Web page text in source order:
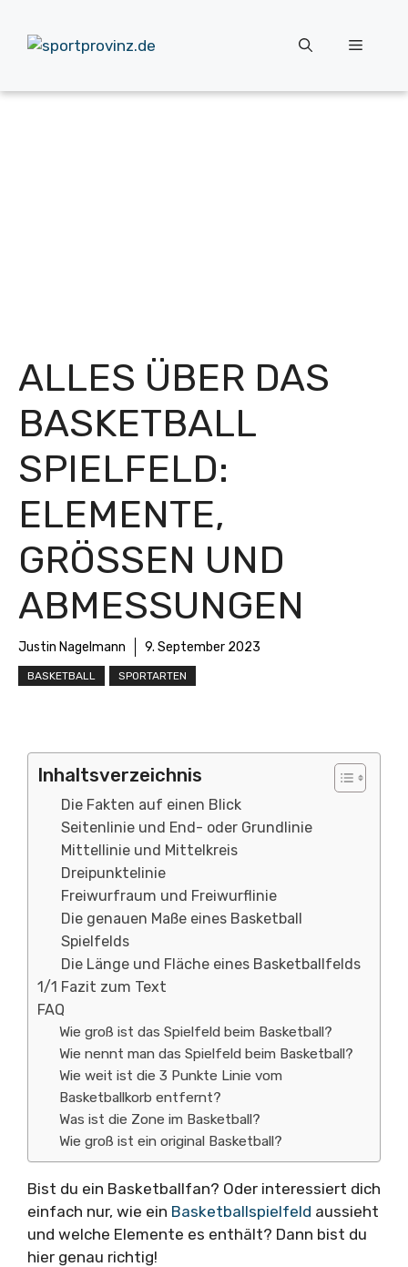
Inhalt
springen
Menü
ALLES ÜBER DAS
BASKETBALL
SPIELFELD:
ELEMENTE,
GRÖSSEN UND A
BMESSUNGEN
Justin Nagelmann 9. September 2023
BASKETBALL SPORTARTEN
Inhaltsverzeichnis
Die Fakten auf einen Blick
Seitenlinie und End- oder Grundlinie
Mittellinie und Mittelkreis
Dreipunktelinie
Freiwurfraum und Freiwurflinie
Die genauen Maße eines Basketball
Spielfelds
Die Länge und Fläche eines Basketballfelds
1/1 Fazit zum Text
FAQ
Wie groß ist das Spielfeld beim Basketball?
Wie nennt man das Spielfeld beim Basketball?
Wie weit ist die 3 Punkte Linie vom
Basketballkorb entfernt?
Was ist die Zone im Basketball?
Wie groß ist ein original Basketball?
Bist du ein Basketballfan? Oder interessiert dich
einfach nur, wie ein Basketballspielfeld aussieht
und welche Elemente es enthält? Dann bist du
hier genau richtig!